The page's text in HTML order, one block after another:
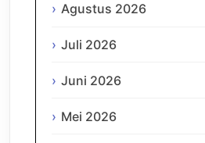
Agustus 2026
Juli 2026
Juni 2026
Mei 2026